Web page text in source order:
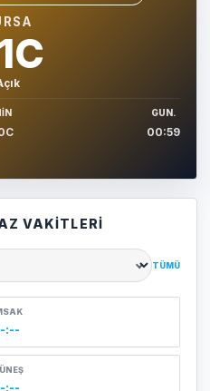
GUN.
00:59
VAKITLERI
TÜMÜ
:--
:--